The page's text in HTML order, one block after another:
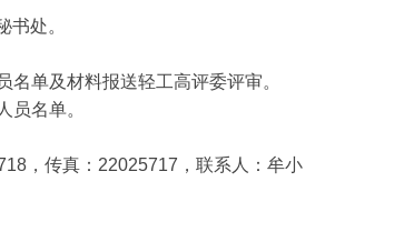
书处。
单及材料报送轻工高评委评审。
员名单。
，传真： 22025717 ，联系人：牟小